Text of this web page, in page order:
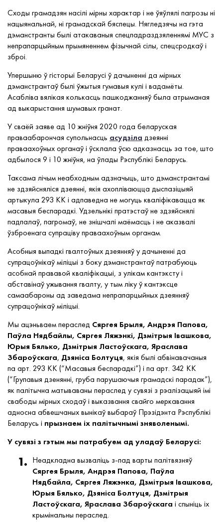
Сходы грамадзян насілі мірны характар і не ўяўлялі пагрозы ні
нацыянальнай, ні грамадскай бяспецы. Нягледзячы на гэта
дэманстранты былі атакаваныя спецпадраздзяленнямі МУС з
непрапарцыйным прымяненнем фізычнай сілы, спецсродкаў і
зброі.
Упершыню ў гісторыі Беларусі ў дачыненні да мірных
дэманстрантаў былі ўжытыя гумавыя кулі і вадамёты.
Асабліва вялікая колькасць пашкоджанняў была атрыманая
ад выкарыстання шумавых гранат.
У сваёй заяве ад 10 жніўня 2020 года беларуская
праваабарончая супольнасць асудзіла дзеянні
праваахоўных органаў і ўсклала ўсю адказнасць за тое, што
адбылося 9 і 10 жніўня, на ўлады Рэспублікі Беларусь.
Таксама лічым неабходным адзначыць, што дэманстрантамі
не здзяйсняліся дзеянні, якія ахопліваюцца дыспазіцыяй
артыкула 293 КК і адпаведна не могуць кваліфікавацца як
масавыя беспарадкі. Удзельнікі пратэстаў не здзяйснялі
падпалаў, пагромаў, не знішчалі маёмасць і не аказвалі
ўзброенага супраціву праваахоўным органам.
Асобныя выпадкі гвалтоўных дзеянняў у дачыненні да
супрацоўнікаў міліцыі з боку дэманстрантаў патрабуюць
асобнай прававой кваліфікацыі, з улікам кантэксту і
абставінаў ужывання гвалту, у тым ліку ў кантэксце
самаабароны ад заведама непрапарцыйных дзеянняў
супрацоўнікаў міліцыі.
Мы ацэньваем пераслед Сяргея Брыля, Андрэя Папова,
Паўла Нядбайлы, Сяргея Ляжэнкі, Дзмітрыя Івашкова,
Юрыя Бялько, Дзмітрыя Ластоўскага, Яраслава
Збароўскага, Дзяніса Болтуця, якія былі абвінавачаныя
па арт. 293 КК (“Масавыя беспарадкі”) і па арт. 342 КК
(“Групавыя дзенянні, груба парушаючыя грамадскі парадак”),
як палітычна матываваны пераслед у сувязі з рэалізацыяй імі
свабоды мірных сходаў і выказвання свайго меркавання
адносна абвешчаных вынікаў выбараў Прэзідэнта Рэспублікі
Беларусь і прызнаем іх палітычнымі зняволенымі.
У сувязі з гэтым мы патрабуем ад уладаў Беларусі:
Неадкладна вызваліць з-пад варты палітвязняў
Сяргея Брыля, Андрэя Папова, Паўла
Нядбайла, Сяргея Ляжэнка, Дзмітрыя Івашкова,
Юрыя Бялько, Дзяніса Болтуця, Дзмітрыя
Ластоўскага, Яраслава Збароўскага і спыніць іх
крымінальны пераслед.